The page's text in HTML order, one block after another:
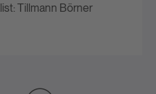
Tillmann Börner